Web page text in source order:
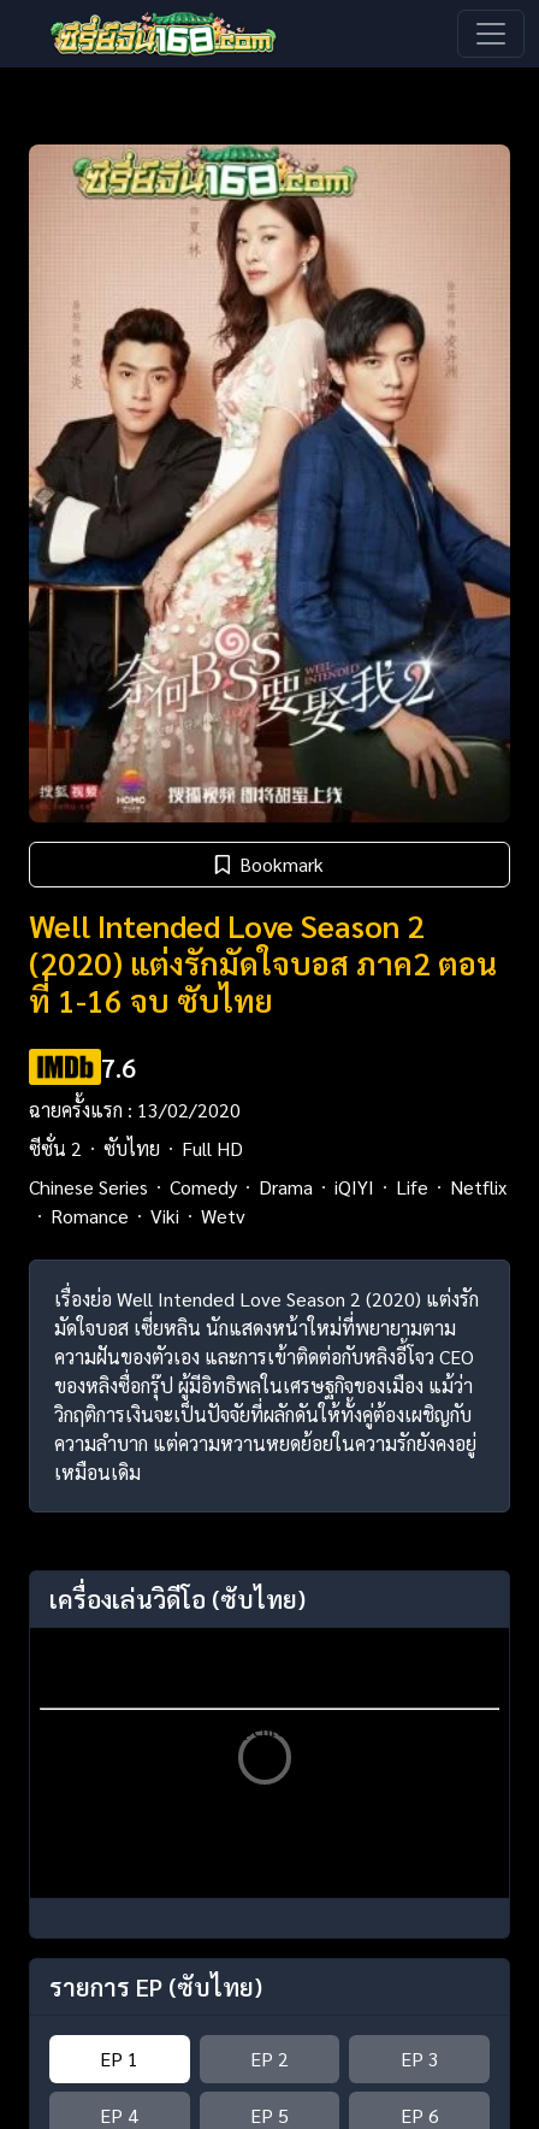
Bookmark
Well Intended Love Season 2
(2020) แต่งรักมัดใจบอส ภาค2 ตอน
ที่ 1-16 จบ ซับไทย
7.6
ฉายครั้งแรก : 13/02/2020
ซีซั่น 2
ซับไทย
Full HD
Chinese Series
Comedy Drama iQIYI Life
Netflix
Romance
Viki Wetv
เรื่องย่อ Well Intended Love Season 2 (2020) แต่งรัก
มัดใจบอส เซี่ยหลิน นักแสดงหน้าใหม่ที่พยายามตาม
ความฝันของตัวเอง และการเข้าติดต่อกับหลิงอี้โจว CEO
ของหลิงซื่อกรุ๊ป ผู้มีอิทธิพลในเศรษฐกิจของเมือง แม้ว่า
วิกฤติการเงินจะเป็นปัจจัยที่ผลักดันให้ทั้งคู่ต้องเผชิญกับ
ความลำบาก แต่ความหวานหยดย้อยในความรักยังคงอยู่
เหมือนเดิม
เครื่องเล่นวิดีโอ (ซับไทย)
รายการ EP (ซับไทย)
EP 1 EP 2 EP 3
EP 4 EP 5 EP 6